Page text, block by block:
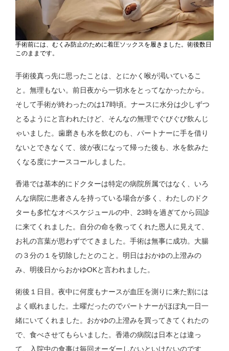
手術前には、むくみ防止のために着圧ソックスを履きました。術後数日
このままです。
手術後真っ先に思ったことは、とにかく喉が渇いているこ
と。無理もない。前日夜から一切水をとってなかったから。
そして手術が終わったのは17時頃。ナースに水分は少しずつ
とるようにと言われたけど、そんなの無理でぐびぐび飲んじ
ゃいました。歯磨きも水を飲むのも、パートナーに手を借り
ないとできなくて、彼が夜になって帰った後も、水を飲みた
くなる度にナースコールしました。
香港では基本的にドクターは特定の病院所属ではなく、いろ
んな病院に患者さんを持っている場合が多く、わたしのドク
ターも多忙なオペスケジュールの中、23時を過ぎてから回診
に来てくれました。自分の命を救ってくれた恩人に見えて、
お礼の言葉が思わずでてきました。手術は無事に成功。大腸
の３分の１を切除したとのこと。明日はおかゆの上澄みの
み、明後日からおかゆOKと言われました。
術後１日目。夜中に何度もナースが血圧を測りに来た割には
よく眠れました。土曜だったのでパートナーがほぼ丸一日一
緒にいてくれました。おかゆの上澄みを買ってきてくれたの
で、食べさせてもらいました。香港の病院は日本とは違っ
て、入院中の食事は毎回オーダーしないといけないのです